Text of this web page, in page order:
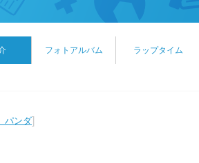
フォトアルバム ラップタイム
パンダ]